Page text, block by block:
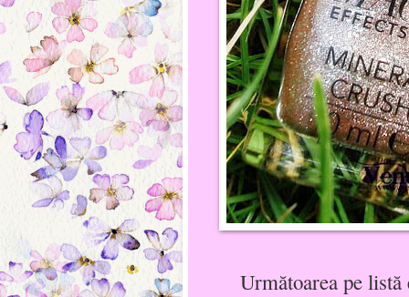
Următoarea pe